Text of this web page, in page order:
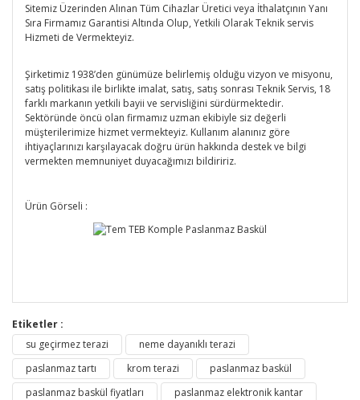
Sitemiz Üzerinden Alınan Tüm Cihazlar Üretici veya İthalatçının Yanı
Sıra Firmamız Garantisi Altında Olup, Yetkili Olarak Teknik servis
Hizmeti de Vermekteyiz.
Şirketimiz 1938’den günümüze belirlemiş olduğu vizyon ve misyonu,
satış politikası ile birlikte imalat, satış, satış sonrası Teknik Servis, 18
farklı markanın yetkili bayii ve servisliğini sürdürmektedir.
Sektöründe öncü olan firmamız uzman ekibiyle siz değerli
müşterilerimize hizmet vermekteyiz. Kullanım alanınız göre
ihtiyaçlarınızı karşılayacak doğru ürün hakkında destek ve bilgi
vermekten memnuniyet duyacağımızı bildiririz.
Ürün Görseli :
Etiketler :
su geçirmez terazi
neme dayanıklı terazi
paslanmaz tartı
krom terazi
paslanmaz baskül
paslanmaz baskül fiyatları
paslanmaz elektronik kantar